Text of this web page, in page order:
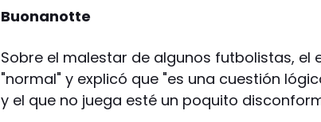
Buonanotte
Sobre el malestar de algunos futbolistas, el
"normal" y explicó que "es una cuestión
y el que no juega esté un poquito